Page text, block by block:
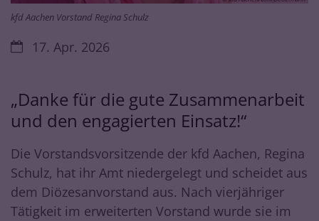
kfd Aachen Vorstand Regina Schulz
Datum:17. Apr. 2026
„Danke für die gute Zusammenarbeit
und den engagierten Einsatz!“
Die Vorstandsvorsitzende der kfd Aachen, Regina
Schulz, hat ihr Amt niedergelegt und scheidet aus
dem Diözesanvorstand aus. Nach vierjähriger
Tätigkeit im erweiterten Vorstand wurde sie im